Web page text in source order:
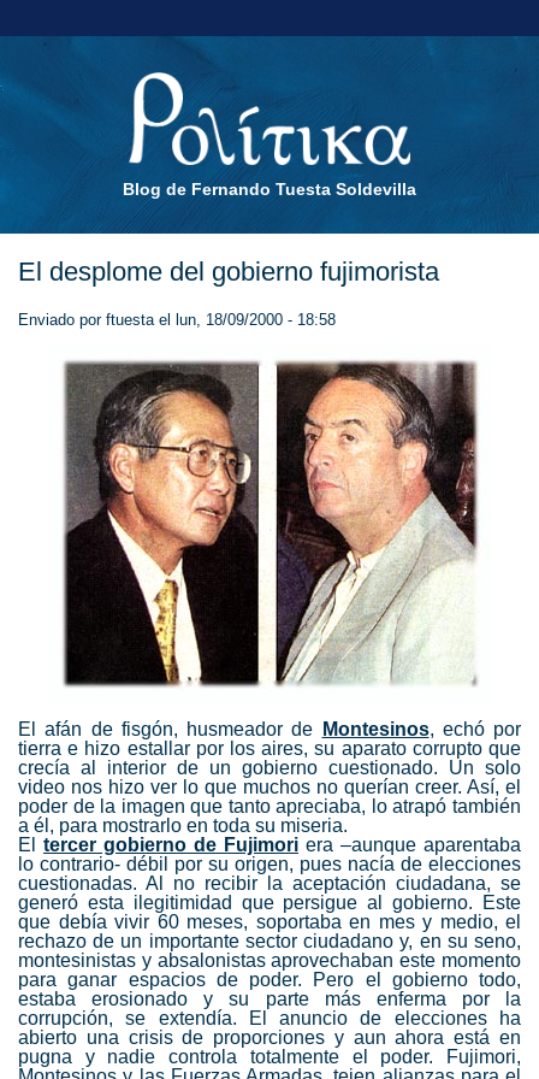
Blog de Fernando Tuesta Soldevilla
El desplome del gobierno fujimorista
Enviado por ftuestael lun, 18/09/2000 - 18:58
El afán de fisgón, husmeador de Montesinos, echó por
tierra e hizo estallar por los aires, su aparato corrupto que
crecía al interior de un gobierno cuestionado. Un solo
video nos hizo ver lo que muchos no querían creer. Así, el
poder de la imagen que tanto apreciaba, lo atrapó también
a él, para mostrarlo en toda su miseria.
El tercer gobierno de Fujimori era –aunque aparentaba
lo contrario- débil por su origen, pues nacía de elecciones
cuestionadas. Al no recibir la aceptación ciudadana, se
generó esta ilegitimidad que persigue al gobierno. Este
que debía vivir 60 meses, soportaba en mes y medio, el
rechazo de un importante sector ciudadano y, en su seno,
montesinistas y absalonistas aprovechaban este momento
para ganar espacios de poder. Pero el gobierno todo,
estaba erosionado y su parte más enferma por la
corrupción, se extendía. El anuncio de elecciones ha
abierto una crisis de proporciones y aun ahora está en
pugna y nadie controla totalmente el poder. Fujimori,